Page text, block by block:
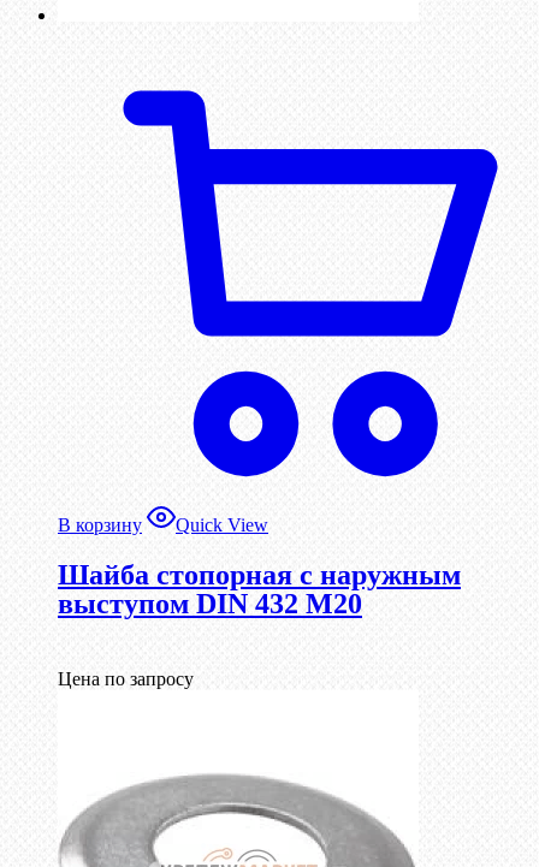
В корзину Quick View
Шайба стопорная с наружным
выступом DIN 432 М20
Цена по запросу